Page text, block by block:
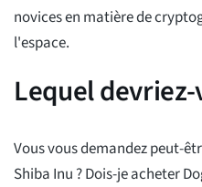
novices en matière de
l'espace.
Lequel
Vous vous demandez peut-
Shiba Inu ? Dois-je acheter